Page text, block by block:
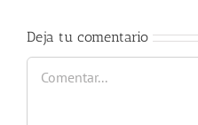
Deja tu comentario
Comentar